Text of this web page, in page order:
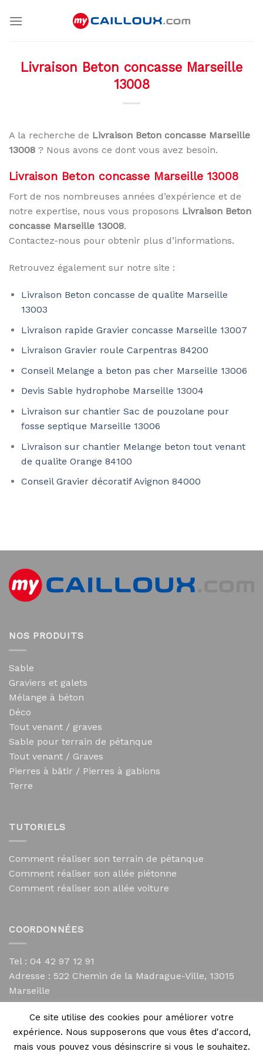
Livraison Beton concasse Marseille
13008
A la recherche de Livraison Beton concasse Marseille
13008 ? Nous avons ce dont vous avez besoin.
Livraison Beton concasse Marseille 13008
Fort de nos nombreuses années d’expérience et de
notre expertise, nous vous proposons Livraison Beton
concasse Marseille 13008.
Contactez-nous pour obtenir plus d’informations.
Retrouvez également sur notre site :
Livraison Beton concasse de qualite Marseille
13003
Livraison rapide Gravier concasse Marseille 13007
Livraison Gravier roule Carpentras 84200
Conseil Melange a beton pas cher Marseille 13006
Devis Sable hydrophobe Marseille 13004
Livraison sur chantier Sac de pouzolane pour
fosse septique Marseille 13006
Livraison sur chantier Melange beton tout venant
de qualite Orange 84100
Conseil Gravier décoratif Avignon 84000
NOS PRODUITS
Sable
Graviers et galets
Mélange à béton
Déco
Tout venant / graves
Sable pour terrain de pétanque
Tout venant / Graves
Pierres à bâtir / Pierres à gabions
Terre
TUTORIELS
Comment réaliser son terrain de pétanque
Comment réaliser son allée piétonne
Comment réaliser son allée voiture
COORDONNÉES
Tel : 04 42 97 12 91
Adresse : 522 Chemin de la Madrague-Ville, 13015
Marseille
contact@mycailloux.com
Mentions légales
Ce site utilise des cookies pour améliorer votre
expérience. Nous supposerons que vous êtes d'accord,
mais vous pouvez vous désinscrire si vous le souhaitez.